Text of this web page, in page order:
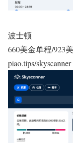
波士顿
660美金单程/923
piao.tips/skyscanner